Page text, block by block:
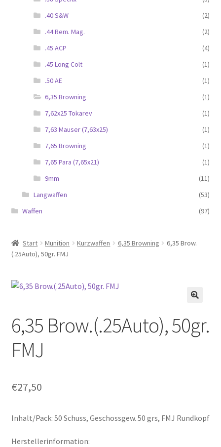
.40 S&W
(2)
.44 Rem. Mag.
(2)
.45 ACP
(4)
.45 Long Colt
(1)
.50 AE
(1)
6,35 Browning
(1)
7,62x25 Tokarev
(1)
7,63 Mauser (7,63x25)
(1)
7,65 Browning
(1)
7,65 Para (7,65x21)
(1)
9mm
(11)
Langwaffen
(53)
Waffen
(97)
Start Munition Kurzwaffen 6,35 Browning
6,35 Brow.
(.25Auto), 50gr. FMJ
6,35 Brow.(.25Auto), 50gr.
FMJ
€27,50
Inhalt/Pack: 50 Schuss, Geschossgew. 50 grs, FMJ Rundkopf
Herstellerinformation: